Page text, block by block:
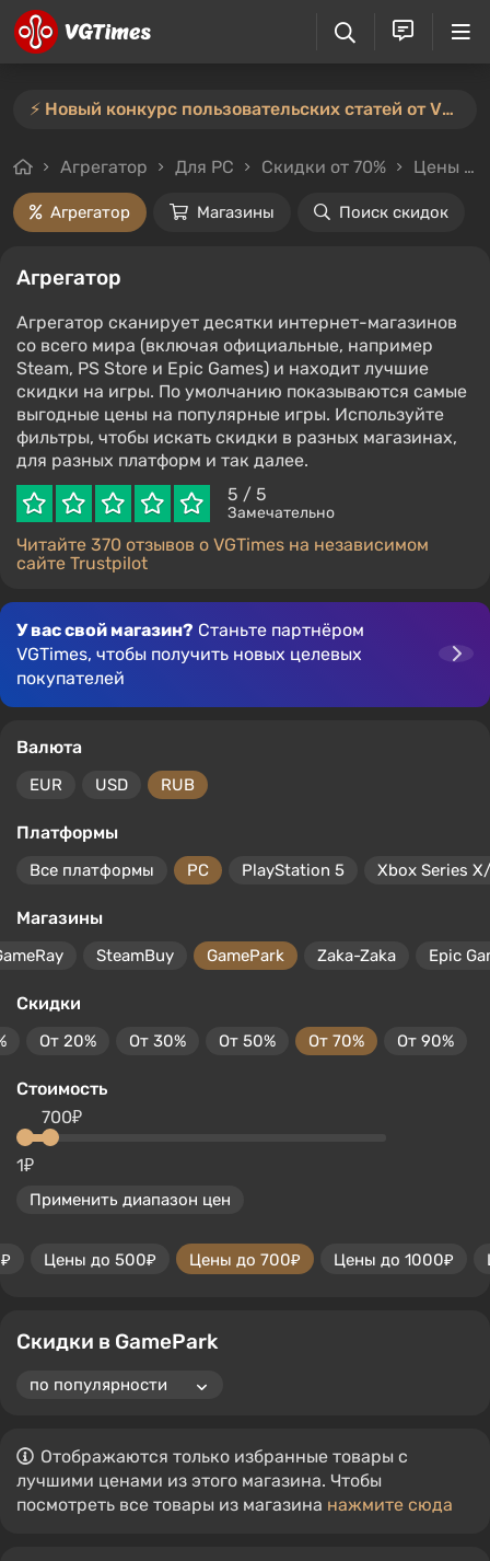
⚡️ Новый конкурс пользовательских статей от VGTimes — участвуйте тут ⚡️
Агрегатор Для PC Скидки от 70% Цены до 700₽
Агрегатор Магазины Поиск скидок
Агрегатор
Агрегатор сканирует десятки интернет-магазинов
со всего мира (включая официальные, например
Steam, PS Store и Epic Games) и находит лучшие
скидки на игры. По умолчанию показываются самые
выгодные цены на популярные игры. Используйте
фильтры, чтобы искать скидки в разных магазинах,
для разных платформ и так далее.
5 / 5
Замечательно
Читайте 370 отзывов о VGTimes на независимом
сайте Trustpilot
У вас свой магазин? Станьте партнёром
VGTimes, чтобы получить новых целевых
покупателей
Валюта
EUR USD RUB
Платформы
Все платформы PC PlayStation 5 Xbox Series
Магазины
SteamBuy GamePark Zaka-Zaka Epic
Скидки
От 20% От 30% От 50% От 70% От 90%
Стоимость
1₽
700₽
Применить диапазон цен
Цены до 500₽ Цены до 700₽ Цены до 1000₽
Скидки в GamePark
Отображаются только избранные товары с
лучшими ценами из этого магазина. Чтобы
посмотреть все товары из магазина нажмите сюда